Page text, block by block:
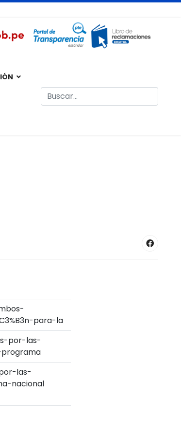
Buscar
para-la
por-las-
programa
las-
nacional